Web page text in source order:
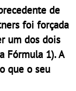
de
foi forçada
um dos dois
Fórmula 1). A
que o seu